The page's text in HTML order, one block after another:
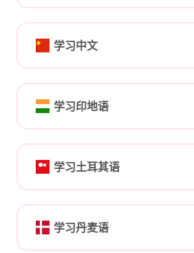
学习中文
学习印地语
学习土耳其语
学习丹麦语